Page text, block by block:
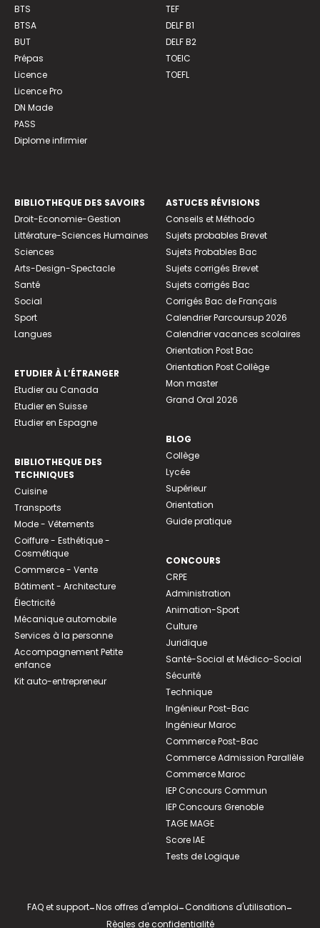
BTS
BTSA
BUT
Prépas
Licence
Licence Pro
DN Made
PASS
Diplome infirmier
TEF
DELF B1
DELF B2
TOEIC
TOEFL
BIBLIOTHEQUE DES SAVOIRS
Droit-Economie-Gestion
Littérature-Sciences Humaines
Sciences
Arts-Design-Spectacle
Santé
Social
Sport
Langues
ETUDIER À L’ÉTRANGER
Etudier au Canada
Etudier en Suisse
Etudier en Espagne
BIBLIOTHEQUE DES
TECHNIQUES
Cuisine
Transports
Mode - Vêtements
Coiffure - Esthétique -
Cosmétique
Commerce - Vente
Bâtiment - Architecture
Électricité
Mécanique automobile
Services à la personne
Accompagnement Petite
enfance
Kit auto-entrepreneur
ASTUCES RÉVISIONS
Conseils et Méthodo
Sujets probables Brevet
Sujets Probables Bac
Sujets corrigés Brevet
Sujets corrigés Bac
Corrigés Bac de Français
Calendrier Parcoursup 2026
Calendrier vacances scolaires
Orientation Post Bac
Orientation Post Collège
Mon master
Grand Oral 2026
BLOG
Collège
Lycée
Supérieur
Orientation
Guide pratique
CONCOURS
CRPE
Administration
Animation-Sport
Culture
Juridique
Santé-Social et Médico-Social
Sécurité
Technique
Ingénieur Post-Bac
Ingénieur Maroc
Commerce Post-Bac
Commerce Admission Parallèle
Commerce Maroc
IEP Concours Commun
IEP Concours Grenoble
TAGE MAGE
Score IAE
Tests de Logique
FAQ et support-Nos offres d'emploi-Conditions d'utilisation-
Règles de confidentialité